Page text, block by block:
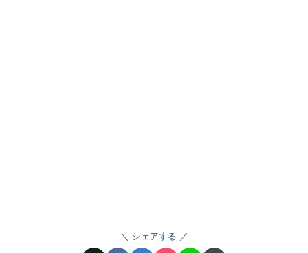
シェアする